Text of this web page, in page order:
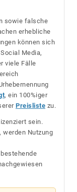
sowie falsche
erhebliche
können sich
Media,
viele Fälle
, ein 100%iger
Preisliste zu.
sein.
werden Nutzung